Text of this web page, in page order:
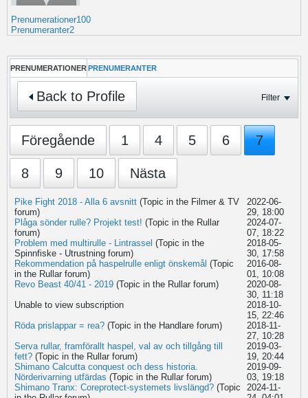
Prenumerationer100
Prenumeranter2
PRENUMERATIONER PRENUMERANTER
Back to Profile Filter
Föregående 1 4 5 6 7
8 9 10 Nästa
Pike Fight 2018 - Alla 6 avsnitt (Topic in the Filmer & TV
forum)
2022-06-
29, 18:00
Plåga sönder rulle? Projekt test! (Topic in the Rullar
forum)
2024-07-
07, 18:22
Problem med multirulle - Lintrassel (Topic in the
Spinnfiske - Utrustningforum)
2018-05-
30, 17:58
Rekommendation på haspelrulle enligt önskemål (Topic
in the Rullarforum)
2016-08-
01, 10:08
Revo Beast 40/41 - 2019 (Topic in the Rullarforum)
2020-08-
30, 11:18
Unable to view subscription
2018-10-
15, 22:46
Röda prislappar = rea? (Topic in the Handlareforum)
2018-11-
27, 10:28
Serva rullar, framförallt haspel, val av och tillgång till
fett? (Topic in the Rullarforum)
2019-03-
19, 20:44
Shimano Calcutta conquest och dess historia.
Nörderivarning utfärdas (Topic in the Rullarforum)
2019-09-
03, 19:18
Shimano Tranx: Coreprotect-systemets livslängd? (Topic
2024-11-